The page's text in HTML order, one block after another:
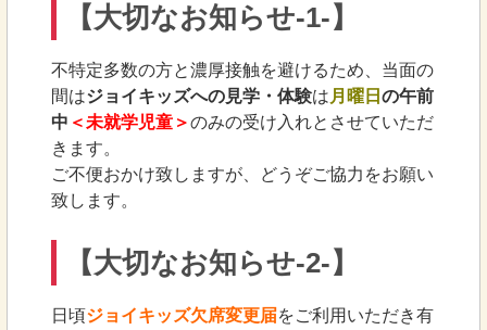
【大切なお知らせ-1-】
不特定多数の方と濃厚接触を避けるため、当面の
間はジョイキッズへの見学・体験は 月曜日 の午前
中 ＜未就学児童＞のみの受け入れとさせていただ
きます。
ご不便おかけ致しますが、どうぞご協力をお願い
致します。
【大切なお知らせ-2-】
日頃ジョイキッズ欠席変更届をご利用いただき有